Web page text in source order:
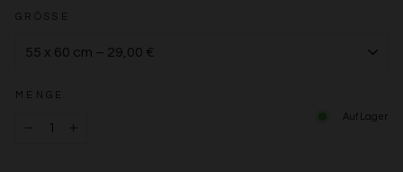
GRÖSSE
MENGE
Auf Lager